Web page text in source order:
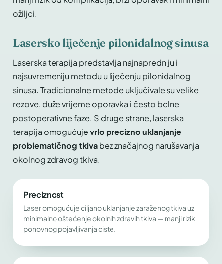
ožiljci.
Lasersko liječenje pilonidalnog sinusa
Laserska terapija predstavlja najnapredniju i
najsuvremeniju metodu u liječenju pilonidalnog
sinusa. Tradicionalne metode uključivale su velike
rezove, duže vrijeme oporavka i često bolne
postoperativne faze. S druge strane, laserska
terapija omogućujevrlo precizno uklanjanje
problematičnog tkivabez značajnog narušavanja
okolnog zdravog tkiva.
Preciznost
Laser omogućuje ciljano uklanjanje zaraženog tkiva uz
minimalno oštećenje okolnih zdravih tkiva — manji rizik
ponovnog pojavljivanja ciste.